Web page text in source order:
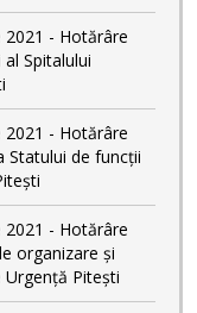
- Hotărâre
Spitalului
- Hotărâre
Statului de funcții
- Hotărâre
organizare și
Urgență Pitești